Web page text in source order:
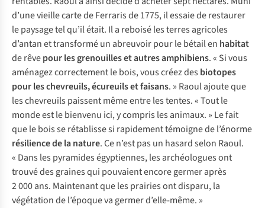
d’une vieille carte de Ferraris de 1775, il essaie de restaurer
le paysage tel qu’il était. Il a reboisé les terres agricoles
d’antan et transformé un abreuvoir pour le bétail en habitat
de rêvepour les grenouilles et autres amphibiens. « Si vous
aménagez correctement le bois, vous créez des biotopes
pour les chevreuils, écureuils et faisans. » Raoul ajoute que
les chevreuils paissent même entre les tentes. « Tout le
monde est le bienvenu ici, y compris les animaux. » Le fait
que le bois se rétablisse si rapidement témoigne de l’énorme
résilience de la nature. Ce n’est pas un hasard selon Raoul.
« Dans les pyramides égyptiennes, les archéologues ont
trouvé des graines qui pouvaient encore germer après
2 000 ans. Maintenant que les prairies ont disparu, la
végétation de l’époque va germer d’elle-même. »